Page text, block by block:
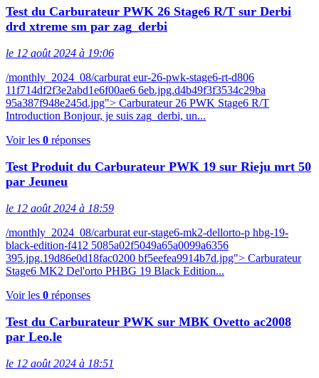
Test du Carburateur PWK 26 Stage6 R/T sur Derbi
drd xtreme sm par zag_derbi
le 12 août 2024 à 19:06
/monthly_2024_08/carburat eur-26-pwk-stage6-rt-d806
11f714df2f3e2abd1e6f00ae6 6eb.jpg.d4b49f3f3534c29ba
95a387f948e245d.jpg"> Carburateur 26 PWK Stage6 R/T
Introduction Bonjour, je suis zag_derbi, un...
Voir les 0 réponses
Test Produit du Carburateur PWK 19 sur Rieju mrt 50
par Jeuneu
le 12 août 2024 à 18:59
/monthly_2024_08/carburat eur-stage6-mk2-dellorto-p hbg-19-
black-edition-f412 5085a02f5049a65a0099a6356
395.jpg.19d86e0d18fac0200 bf5eefea9914b7d.jpg"> Carburateur
Stage6 MK2 Del'orto PHBG 19 Black Edition...
Voir les 0 réponses
Test du Carburateur PWK sur MBK Ovetto ac2008
par Leo.le
le 12 août 2024 à 18:51